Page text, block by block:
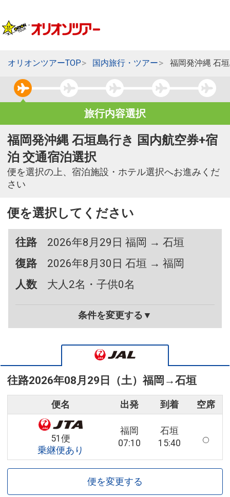
オリオンツアーTOP 国内旅行・ツアー 福岡発沖縄 石
旅行内容選択
福岡発沖縄 石垣島行き 国内航空券+宿
泊 交通宿泊選択
便を選択の上、宿泊施設・ホテル選択へお進みくだ
さい
便を選択してください
往路
2026年8月29日 福岡 → 石垣
復路
2026年8月30日 石垣 → 福岡
人数
大人2名・子供0名
条件を変更する▼
往路2026年08月29日（土）福岡 →石垣
便名 出発 到着 空席
51便
乗継便あり
福岡
07:10
石垣
15:40
便を変更する